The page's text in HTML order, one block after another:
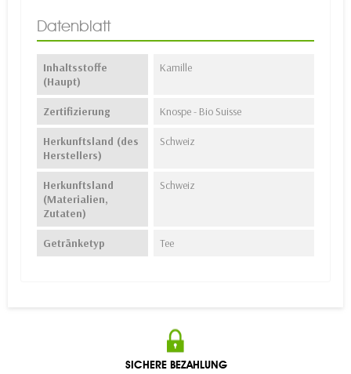
Datenblatt
Inhaltsstoffe
(Haupt)
Kamille
Zertifizierung Knospe - Bio Suisse
Herkunftsland (des
Herstellers)
Schweiz
Herkunftsland
(Materialien,
Zutaten)
Schweiz
Getränketyp Tee
SICHERE BEZAHLUNG